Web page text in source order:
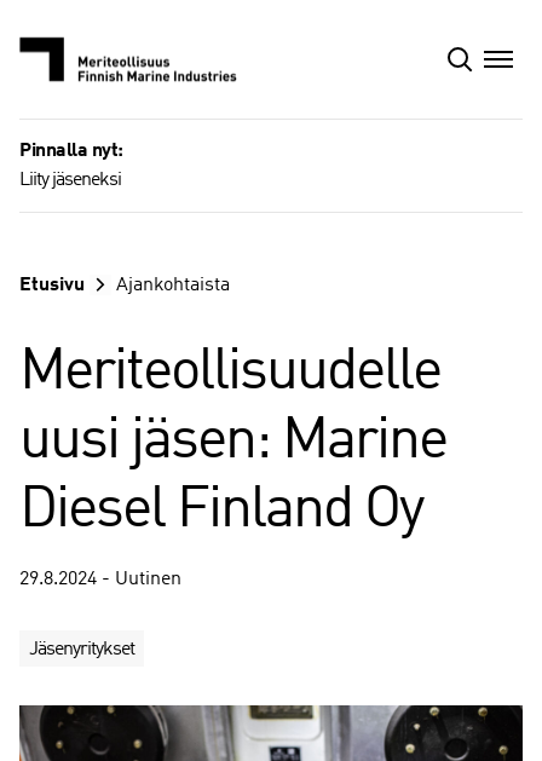
sisältöön
Pinnalla nyt:
Liity jäseneksi
Etusivu Ajankohtaista
Meriteollisuudelle
uusi jäsen: Marine
Diesel Finland Oy
29.8.2024 - Uutinen
Jäsenyritykset